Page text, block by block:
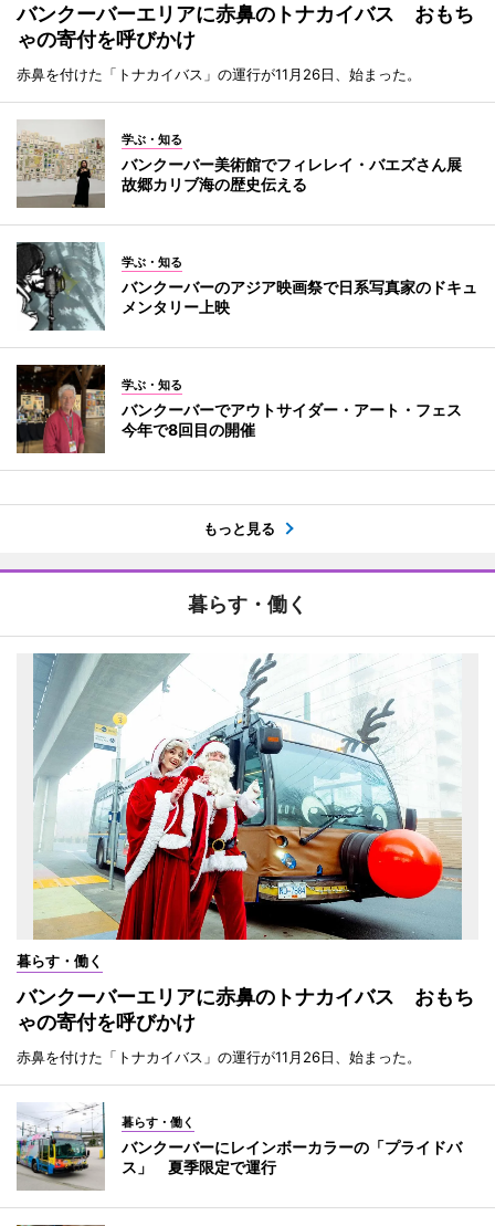
バンクーバーエリアに赤鼻のトナカイバス おもち
ゃの寄付を呼びかけ
赤鼻を付けた「トナカイバス」の運行が11月26日、始まった。
学ぶ・知る
バンクーバー美術館でフィレレイ・バエズさん展
故郷カリブ海の歴史伝える
学ぶ・知る
バンクーバーのアジア映画祭で日系写真家のドキュ
メンタリー上映
学ぶ・知る
バンクーバーでアウトサイダー・アート・フェス
今年で8回目の開催
もっと見る
暮らす・働く
暮らす・働く
バンクーバーエリアに赤鼻のトナカイバス おもち
ゃの寄付を呼びかけ
赤鼻を付けた「トナカイバス」の運行が11月26日、始まった。
暮らす・働く
バンクーバーにレインボーカラーの「プライドバ
ス」 夏季限定で運行